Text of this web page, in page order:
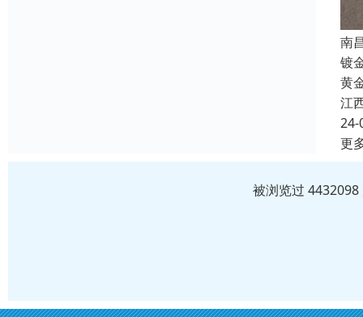
南
镀
黄
江
24-
更
被浏览过